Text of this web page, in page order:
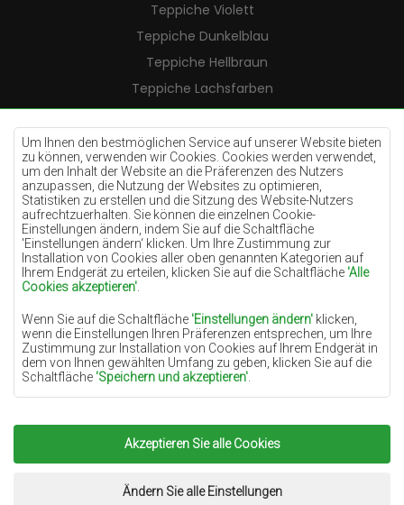
Um Ihnen den bestmöglichen Service auf unserer Website bieten
zu können, verwenden wir Cookies. Cookies werden verwendet,
um den Inhalt der Website an die Präferenzen des Nutzers
anzupassen, die Nutzung der Websites zu optimieren,
Statistiken zu erstellen und die Sitzung des Website-Nutzers
aufrechtzuerhalten. Sie können die einzelnen Cookie-
Einstellungen ändern, indem Sie auf die Schaltfläche
'Einstellungen ändern‘ klicken. Um Ihre Zustimmung zur
Installation von Cookies aller oben genannten Kategorien auf
Ihrem Endgerät zu erteilen, klicken Sie auf die Schaltfläche 'Alle
Cookies akzeptieren'
Wenn Sie auf die Schaltfläche 'Einstellungen ändern' klicken,
wenn die Einstellungen Ihren Präferenzen entsprechen, um Ihre
Zustimmung zur Installation von Cookies auf Ihrem Endgerät in
dem von Ihnen gewählten Umfang zu geben, klicken Sie auf die
Schaltfläche 'Speichern und akzeptieren'
Grundlage für die Verarbeitung das berechtigte Interesse des
Datenverwalters (TEPPICHECHEMEX) oder Dritter in Form der
Bereitstellung qualitativ hochwertiger Dienste auf unserer
Website und der Marketingaktivitäten des Datenverwalters und
seiner vertrauenswürdigen Partner.
Akzeptieren Sie alle Cookies
Ändern Sie alle Einstellungen
Teppiche Violett
Teppiche Dunkelblau
Teppiche Hellbraun
Teppiche Lachsfarben
Teppiche Cremefarben
Teppiche Lilac
Teppiche Gelb
Teppiche Pfefferminz
Teppiche Blau
Teppiche Orange
Teppiche Rosa
Teppiche Terrakotte
Teppiche Grün
Teppiche Golden
Copyright 2022Teppiche Chemex.Alle Rechte
Umsetzung:www.dimax.pl